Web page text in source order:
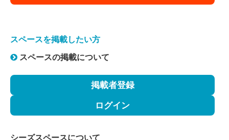
スペースを掲載したい方
スペースの掲載について
掲載者登録
ログイン
シーズスペースについて